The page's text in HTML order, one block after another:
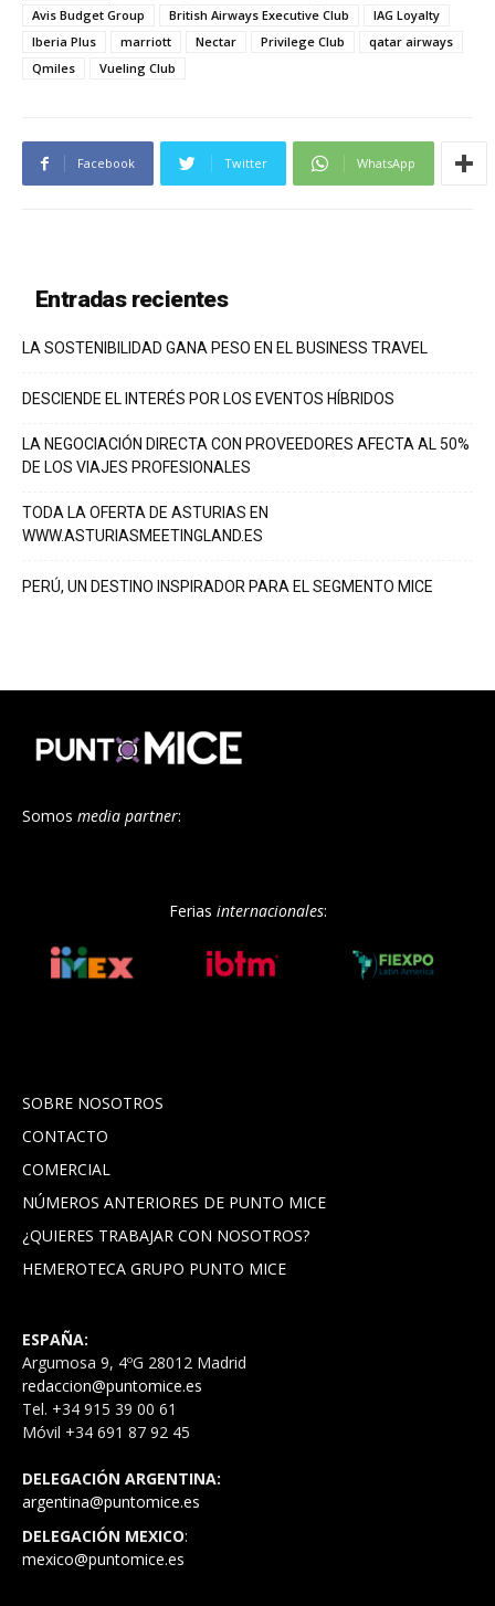
Avis Budget Group
British Airways Executive Club
IAG Loyalty
Iberia Plus
marriott Nectar Privilege Club
qatar airways
Qmiles
Vueling Club
Facebook Twitter WhatsApp
Entradas recientes
LA SOSTENIBILIDAD GANA PESO EN EL BUSINESS TRAVEL
DESCIENDE EL INTERÉS POR LOS EVENTOS HÍBRIDOS
LA NEGOCIACIÓN DIRECTA CON PROVEEDORES AFECTA AL 50%
DE LOS VIAJES PROFESIONALES
TODA LA OFERTA DE ASTURIAS EN
WWW.ASTURIASMEETINGLAND.ES
PERÚ, UN DESTINO INSPIRADOR PARA EL SEGMENTO MICE
Somos media partner:
Ferias internacionales:
SOBRE NOSOTROS
CONTACTO
COMERCIAL
NÚMEROS ANTERIORES DE PUNTO MICE
¿QUIERES TRABAJAR CON NOSOTROS?
HEMEROTECA GRUPO PUNTO MICE
ESPAÑA:
Argumosa 9, 4ºG 28012 Madrid
redaccion@puntomice.es
Tel. +34 915 39 00 61
Móvil +34 691 87 92 45
DELEGACIÓN ARGENTINA:
argentina@puntomice.es
DELEGACIÓN MEXICO:
mexico@puntomice.es